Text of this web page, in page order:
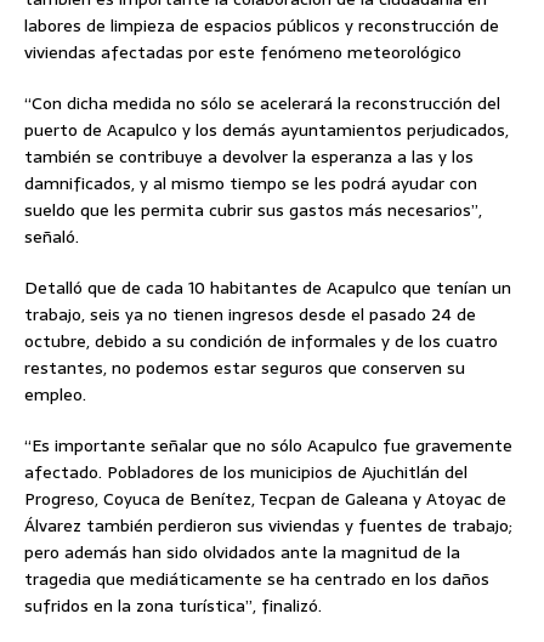
labores de limpieza de espacios públicos y reconstrucción de
viviendas afectadas por este fenómeno meteorológico
“Con dicha medida no sólo se acelerará la reconstrucción del
puerto de Acapulco y los demás ayuntamientos perjudicados,
también se contribuye a devolver la esperanza a las y los
damnificados, y al mismo tiempo se les podrá ayudar con
sueldo que les permita cubrir sus gastos más necesarios”,
señaló.
Detalló que de cada 10 habitantes de Acapulco que tenían un
trabajo, seis ya no tienen ingresos desde el pasado 24 de
octubre, debido a su condición de informales y de los cuatro
restantes, no podemos estar seguros que conserven su
empleo.
“Es importante señalar que no sólo Acapulco fue gravemente
afectado. Pobladores de los municipios de Ajuchitlán del
Progreso, Coyuca de Benítez, Tecpan de Galeana y Atoyac de
Álvarez también perdieron sus viviendas y fuentes de trabajo;
pero además han sido olvidados ante la magnitud de la
tragedia que mediáticamente se ha centrado en los daños
sufridos en la zona turística”, finalizó.